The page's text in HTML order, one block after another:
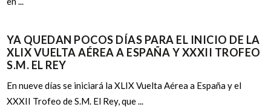
YA QUEDAN POCOS DÍAS PARA EL INICIO DE LA
XLIX VUELTA AÉREA A ESPAÑA Y XXXII TROFEO
S.M. EL REY
En nueve días se iniciará la XLIX Vuelta Aérea a España y el
XXXII Trofeo de S.M. El Rey, que ...